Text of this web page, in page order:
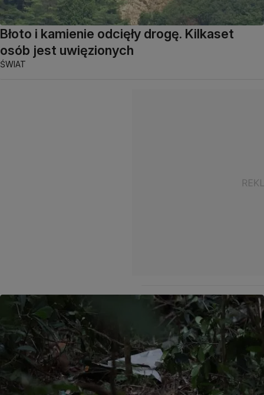
Błoto i kamienie odcięły drogę. Kilkaset
osób jest uwięzionych
ŚWIAT